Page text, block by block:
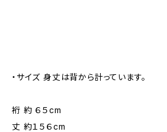
・サイズ 身丈は背から計っています。
裄 約 ６５cm
丈 約１５６cm